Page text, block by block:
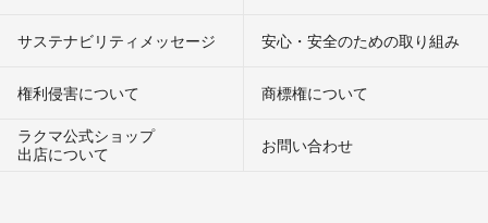
サステナビリティメッセージ 安心・安全のための取り組み
権利侵害について
商標権について
ラクマ公式ショップ
出店について
お問い合わせ